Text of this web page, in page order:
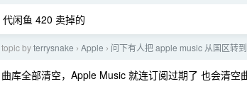
闲鱼 420 卖掉的
byterrysnake › Apple › 问下有人把 apple music 从国区转
库全部清空，Apple Music 就连订阅过期了 也会清空